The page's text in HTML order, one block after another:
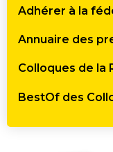
Adhérer à la
Annuaire des
Colloques de la
BestOf des